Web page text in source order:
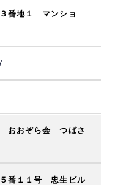
番地１ マンショ
おおぞら会 つばさ
番１１号 忠生ビル